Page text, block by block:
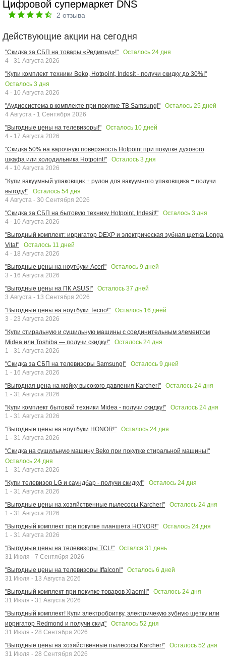
Цифровой супермаркет DNS
2 отзыва
Действующие акции на сегодня
"Скидка за СБП на товары «Редмонд»!" Осталось 24 дня
4 - 31 Августа 2026
"Купи комплект техники Beko, Hotpoint, Indesit - получи скидку до 30%!"
Осталось 3 дня
4 - 10 Августа 2026
"Аудиосистема в комплекте при покупке ТВ Samsung!"
Осталось 25 дней
4 Августа - 1 Сентября 2026
"Выгодные цены на телевизоры!"
Осталось 10 дней
4 - 17 Августа 2026
"Скидка 50% на варочную поверхность Hotpoint при покупке духового
шкафа или холодильника Hotpoint!"
Осталось 3 дня
4 - 10 Августа 2026
"Купи вакуумный упаковщик + рулон для вакуумного упаковщика = получи
выгоду!"
Осталось 54 дня
4 Августа - 30 Сентября 2026
"Скидка за СБП на бытовую технику Hotpoint, Indesit!"
Осталось 3 дня
4 - 10 Августа 2026
"Выгодный комплект: ирригатор DEXP и электрическая зубная щетка Longa
Vita!"
Осталось 11 дней
4 - 18 Августа 2026
"Выгодные цены на ноутбуки Acer!"
Осталось 9 дней
3 - 16 Августа 2026
"Выгодные цены на ПК ASUS!"
Осталось 37 дней
3 Августа - 13 Сентября 2026
"Выгодные цены на ноутбуки Tecno!"
Осталось 16 дней
3 - 23 Августа 2026
"Купи стиральную и сушильную машины с соединительным элементом
Midea или Toshiba — получи скидку!"
Осталось 24 дня
1 - 31 Августа 2026
"Скидка за СБП на телевизоры Samsung!"
Осталось 9 дней
1 - 16 Августа 2026
"Выгодная цена на мойку высокого давления Karcher!"
Осталось 24 дня
1 - 31 Августа 2026
"Купи комплект бытовой техники Midea - получи скидку!"
Осталось 24 дня
1 - 31 Августа 2026
"Выгодные цены на ноутбуки HONOR!"
Осталось 24 дня
1 - 31 Августа 2026
"Скидка на сушильную машину Beko при покупке стиральной машины!"
Осталось 24 дня
1 - 31 Августа 2026
"Купи телевизор LG и саундбар - получи скидку!"
Осталось 24 дня
1 - 31 Августа 2026
"Выгодные цены на хозяйственные пылесосы Karcher!"
Осталось 24 дня
1 - 31 Августа 2026
"Выгодный комплект при покупке планшета HONOR!"
Осталось 24 дня
1 - 31 Августа 2026
"Выгодные цены на телевизоры TCL!"
Остался 31 день
31 Июля - 7 Сентября 2026
"Выгодные цены на телевизоры Iffalcon!"
Осталось 6 дней
31 Июля - 13 Августа 2026
"Выгодный комплект при покупке товаров Xiaomi!"
Осталось 24 дня
31 Июля - 31 Августа 2026
"Выгодный комплект! Купи электробритву, электричекую зубную щетку или
ирригатор Redmond и получи скид"
Осталось 52 дня
31 Июля - 28 Сентября 2026
"Выгодные цены на хозяйственные пылесосы Karcher!"
Осталось 52 дня
31 Июля - 28 Сентября 2026